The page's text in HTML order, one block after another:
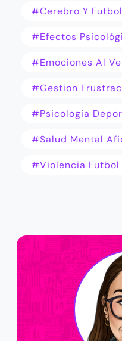
#cerebro Y Futbol
#efectos
#emociones Al
#gestion
#psicologia
#salud Mental
#violencia Futbol